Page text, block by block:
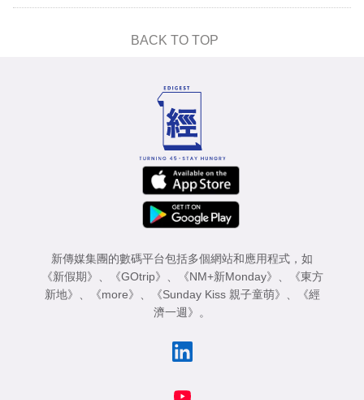
BACK TO TOP
新傳媒集團的數碼平台包括多個網站和應用程式，如
《新假期》 、 《GOtrip》 、 《NM+新Monday》 、
《東方
新地》 、 《more》 、 《Sunday Kiss 親子童萌》 、
《經
濟一週》 。